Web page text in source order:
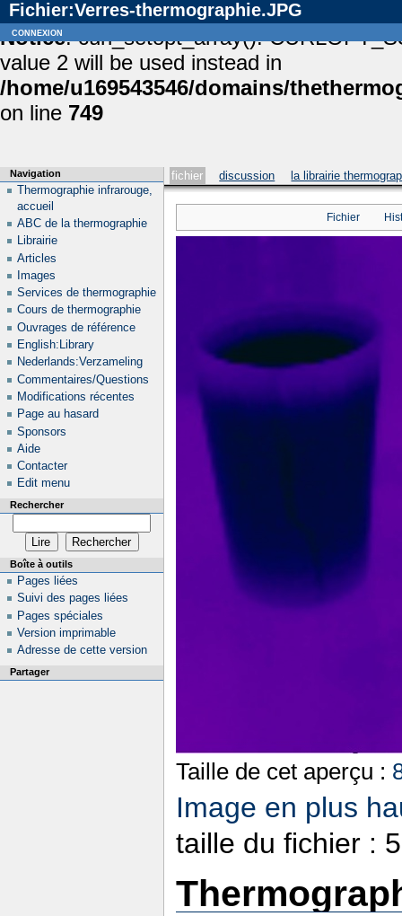
Notice: curl_setopt_array():
value 2 will be used instead in
/home/u169543546/domains/
on line 749
Fichier:Verres-thermographie.JPG
fichier discussion la librairie
Fichier
Taille de cet aperçu :
Image en plus
taille du fichier :
Navigation
Thermographie infrarouge,
accueil
ABC de la thermographie
Librairie
Articles
Images
Services de thermographie
Cours de thermographie
Ouvrages de référence
English:Library
Nederlands:Verzameling
Commentaires/Questions
Modifications récentes
Page au hasard
Sponsors
Aide
Contacter
Edit menu
Rechercher
Boîte à outils
Pages liées
Suivi des pages liées
Pages spéciales
Version imprimable
Adresse de cette version
Partager
connexion